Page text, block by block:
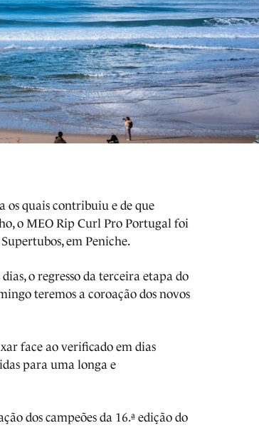
os quais contribuiu e de que
o MEO Rip Curl Pro Portugal foi
em Peniche.
o regresso da terceira etapa do
teremos a coroação dos novos
face ao verificado em dias
para uma longa e
dos campeões da 16.ª edição do